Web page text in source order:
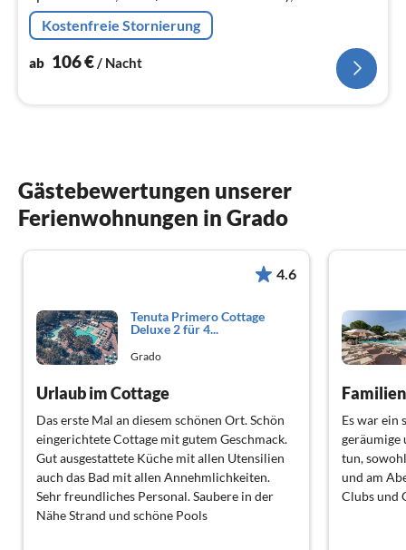
Wohn/Esszimmer(TV(Satellit), Esstisch, Sitzecke),
Schlafzimmer(Doppelbett)
Kostenfreie Stornierung
ab 106€ / Nacht
Gästebewertungen unserer
Ferienwohnungen in Grado
4.6
Tenuta Primero Cottage
Deluxe 2 für 4...
Grado
Urlaub im Cottage
Das erste Mal an diesem schönen Ort. Schön
eingerichtete Cottage mit gutem Geschmack.
Gut ausgestattete Küche mit allen Utensilien
auch das Bad mit allen Annehmlichkeiten.
Sehr freundliches Personal. Saubere in der
Nähe Strand und schöne Pools
Es war ein
geräumige
tun,
und am
Clubs und